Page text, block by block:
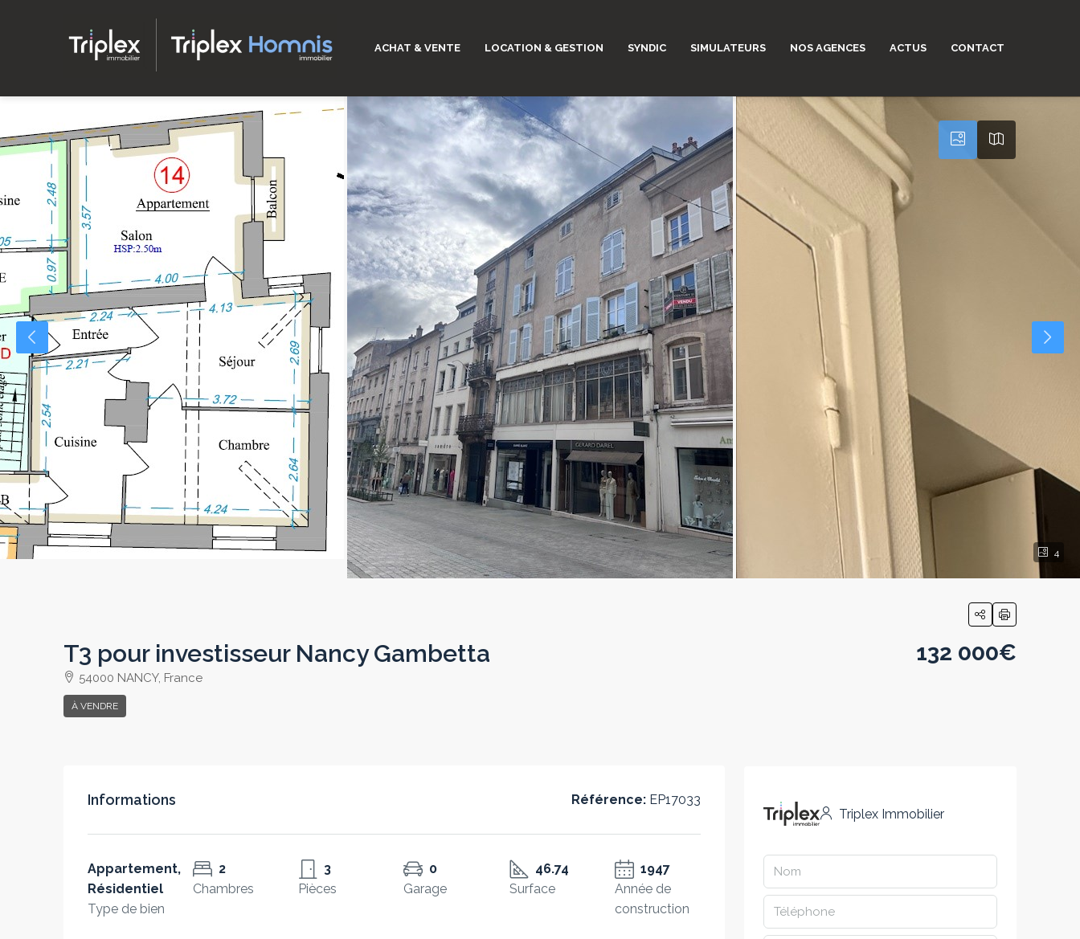
ACHAT & VENTE LOCATION & GESTION SYNDIC SIMULATEURS NOS AGENCES ACTUS CONTACT
4
T3 pour investisseur Nancy Gambetta
54000 NANCY, France
À VENDRE
132 000€
Informations Référence: EP17033
Appartement,
Résidentiel
Type de bien
2
Chambres
3
Pièces
0
Garage
46.74
Surface
1947
Année de
construction
Triplex Immobilier